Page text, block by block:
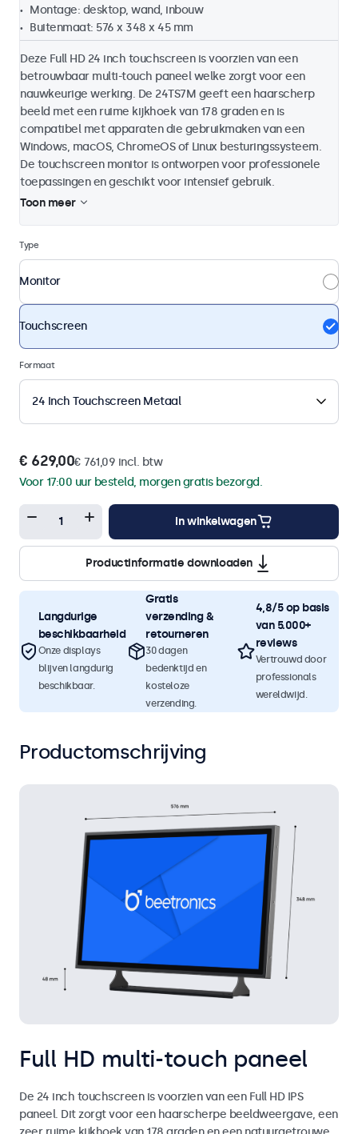
Montage: desktop, wand, inbouw
Buitenmaat: 576 x 348 x 45 mm
Deze Full HD 24 inch touchscreen is voorzien van een
betrouwbaar multi-touch paneel welke zorgt voor een
nauwkeurige werking. De 24TS7M geeft een haarscherp
beeld met een ruime kijkhoek van 178 graden en is
compatibel met apparaten die gebruikmaken van een
Windows, macOS, ChromeOS of Linux besturingssysteem.
De touchscreen monitor is ontworpen voor professionele
toepassingen en geschikt voor intensief gebruik.
Toon meer
Type
Monitor
Touchscreen
Formaat
24 Inch Touchscreen Metaal
€ 629,00€ 761,09 incl. btw
Voor 17:00 uur besteld, morgen gratis bezorgd.
In winkelwagen
Productinformatie downloaden
Langdurige
beschikbaarheid
Onze displays
blijven langdurig
beschikbaar.
Gratis
verzending &
retourneren
30 dagen
bedenktijd en
kosteloze
verzending.
4,8/5 op basis
van 5.000+
reviews
Vertrouwd door
professionals
wereldwijd.
Productomschrijving
Full HD multi-touch paneel
De 24 inch touchscreen is voorzien van een Full HD IPS
paneel. Dit zorgt voor een haarscherpe beeldweergave, een